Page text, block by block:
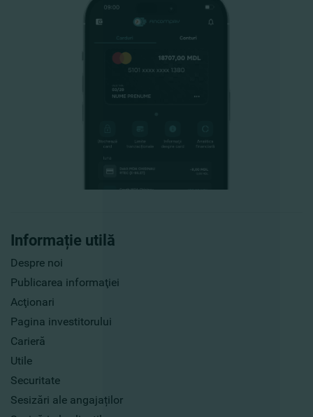
Informație utilă
Despre noi
Publicarea informaţiei
Acţionari
Pagina investitorului
Carieră
Utile
Securitate
Sesizări ale angajaților